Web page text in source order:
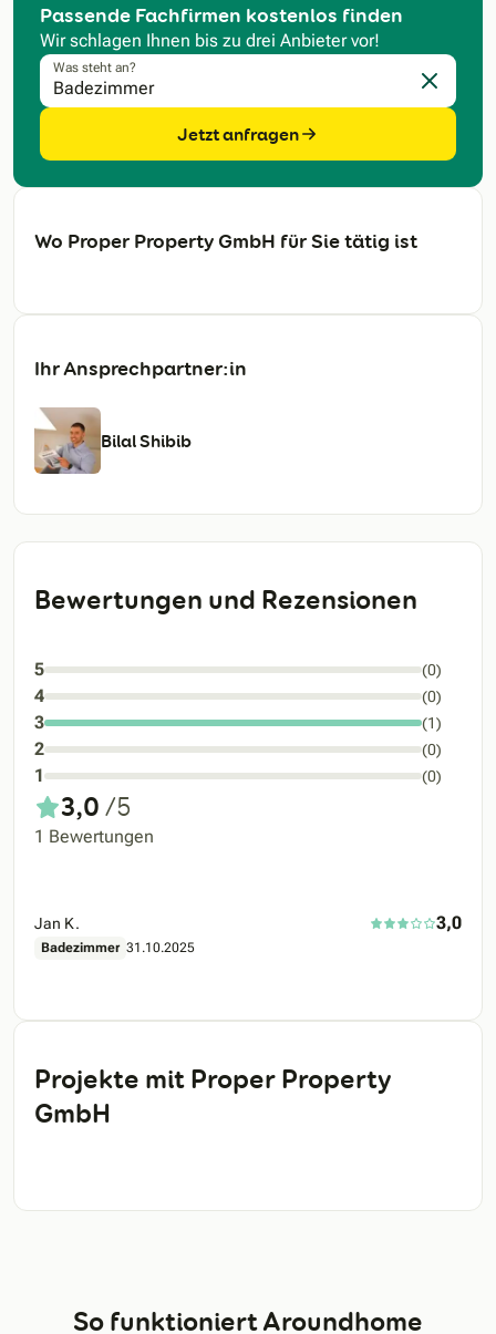
Bewertungen und Rezensionen
5 (0)
4 (0)
3 (1)
2 (0)
1 (0)
3,0 /5
1 Bewertungen
Jan K. 3,0
Badezimmer 31.10.2025
Projekte mit Proper Property
GmbH
Passende Fachfirmen kostenlos finden
Wir schlagen Ihnen bis zu drei Anbieter vor!
Was steht an?
Eingabe
Jetzt anfragen
Wo Proper Property GmbH für Sie tätig ist
Ihr Ansprechpartner:in
Bilal Shibib
So funktioniert Aroundhome